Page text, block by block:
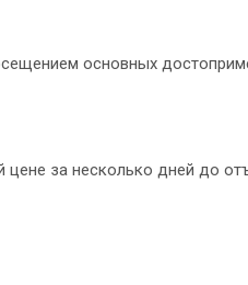
основных
цене за несколько дней до